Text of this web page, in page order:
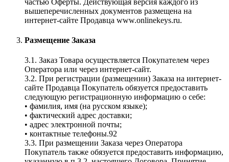
вышеперечисленных документов размещена на
интернет-сайте Продавца www.onlinekeys.ru.
Размещение Заказа
3.1. Заказ Товара осуществляется Покупателем через
Оператора или через интернет-сайт.
3.2. При регистрации (размещении) Заказа на интернет-
сайте Продавца Покупатель обязуется предоставить
следующую регистрационную информацию о себе:
• фамилия, имя (на русском языке);
• фактический адрес доставки;
• адрес электронной почты;
• контактные телефоны.92
3.3. При размещении Заказа через Оператора
Покупатель также обязуется предоставить информацию,